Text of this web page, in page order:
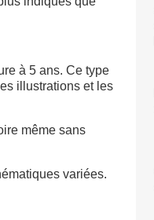
à 5 ans. Ce type
illustrations et les
même sans
variées.